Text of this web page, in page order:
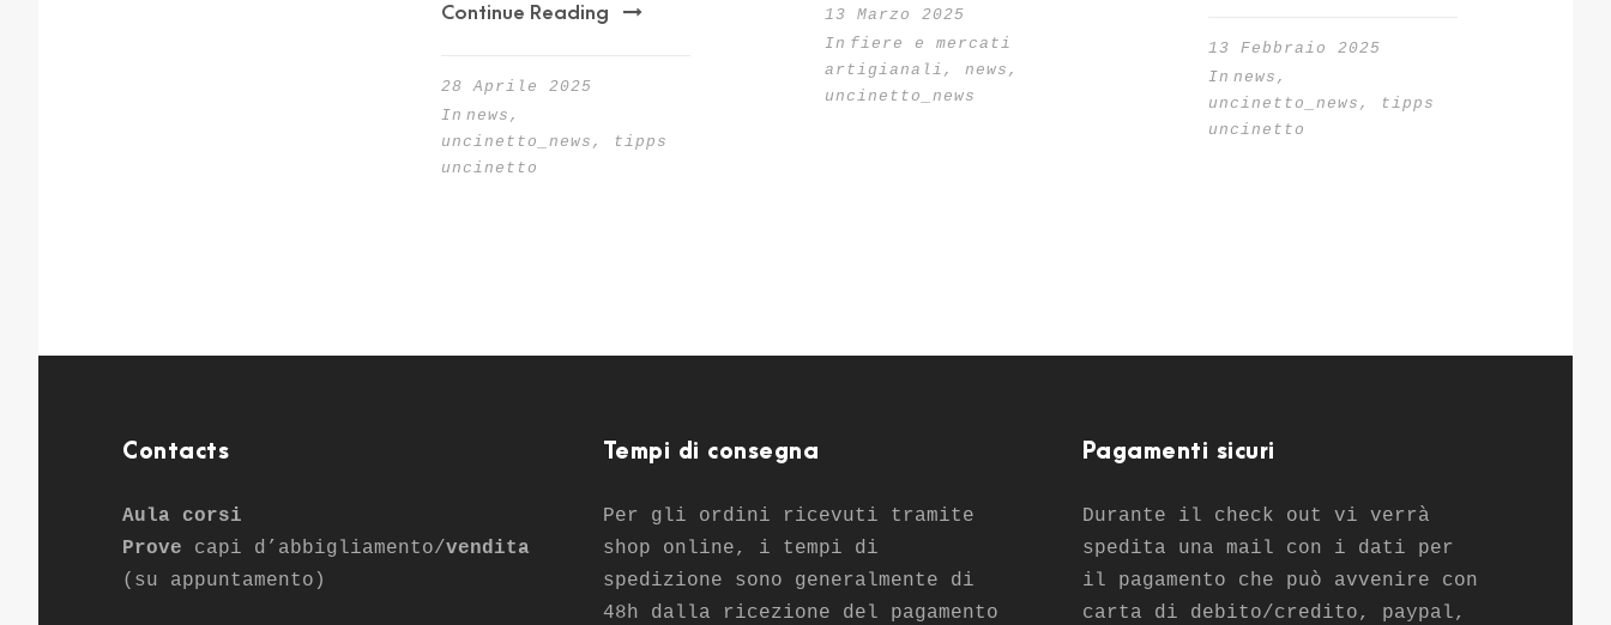
Continue Reading
28 Aprile 2025
In news ,
uncinetto_news ,
tipps
uncinetto
13 Marzo 2025
In fiere e mercati
artigianali , news ,
uncinetto_news
13 Febbraio 2025
In news ,
uncinetto_news ,
tipps
uncinetto
Contacts
Aula corsi
Prove capi d’abbigliamento/vendita
(su appuntamento)
Tempi di consegna
Per gli ordini ricevuti tramite
shop online, i tempi di
spedizione sono generalmente di
48h dalla ricezione del pagamento
Pagamenti sicuri
Durante il check out vi verrà
spedita una mail con i dati per
il pagamento che può avvenire con
carta di debito/credito, paypal,